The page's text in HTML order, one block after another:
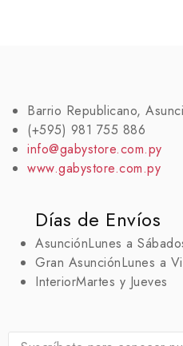
Barrio Republicano,
(+595) 981 755 886
info@gabystore.com.py
www.gabystore.com.py
Días de Envíos
AsunciónLunes a
Gran AsunciónLunes a
InteriorMartes y Jueves